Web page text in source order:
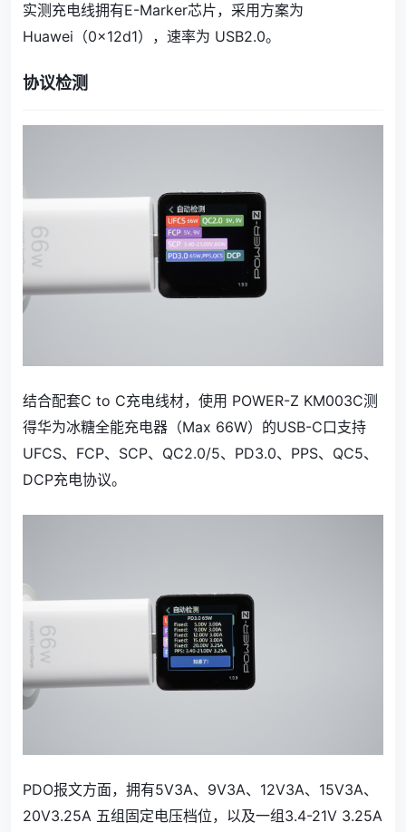
实测充电线拥有E-Marker芯片，采用方案为
Huawei（0x12d1），速率为 USB2.0。
协议检测
结合配套C to C充电线材，使用 POWER-Z KM003C测
得华为冰糖全能充电器（Max 66W）的USB-C口支持
UFCS、FCP、SCP、QC2.0/5、PD3.0、PPS、QC5、
DCP充电协议。
PDO报文方面，拥有5V3A、9V3A、12V3A、15V3A、
20V3.25A 五组固定电压档位，以及一组3.4-21V 3.25A